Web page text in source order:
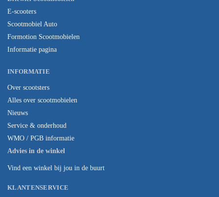
E-scooters
Scootmobiel Auto
Formotion Scootmobielen
Informatie pagina
INFORMATIE
Over scootsters
Alles over scootmobielen
Nieuws
Service & onderhoud
WMO / PGB informatie
Advies in de winkel
Vind een winkel bij jou in de buurt
KLANTENSERVICE